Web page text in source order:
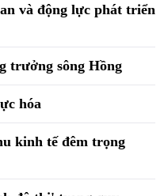
và động lực phát triển
trưởng sông Hồng
hóa
kinh tế đêm trọng